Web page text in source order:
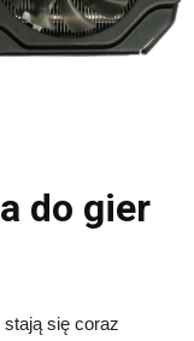
do gier
się coraz